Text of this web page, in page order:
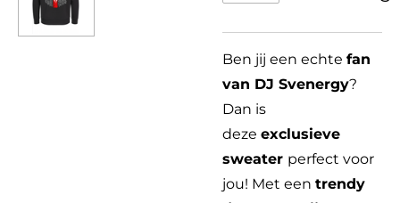
Ben jij een echte fan
van DJ Svenergy?
Dan is
deze exclusieve
sweater perfect voor
jou! Met een trendy